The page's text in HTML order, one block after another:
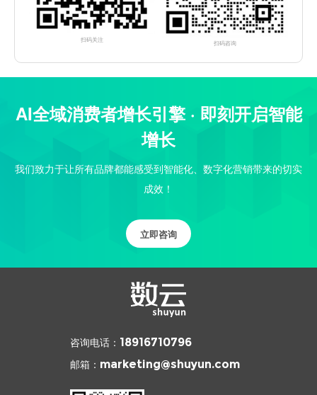
扫码关注 扫码咨询
AI全域消费者增长引擎 · 即刻开启智能
增长
我们致力于让所有品牌都能感受到智能化、数字化营销带来的切实
成效！
立即咨询
咨询电话： 18916710796
邮箱： marketing@shuyun.com